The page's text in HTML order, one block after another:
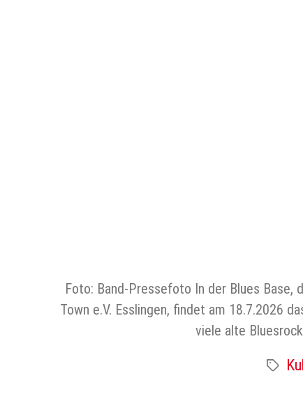
Foto: Band-Pressefoto In der Blues
Town e.V. Esslingen, findet am 18.7.2026
viele alte